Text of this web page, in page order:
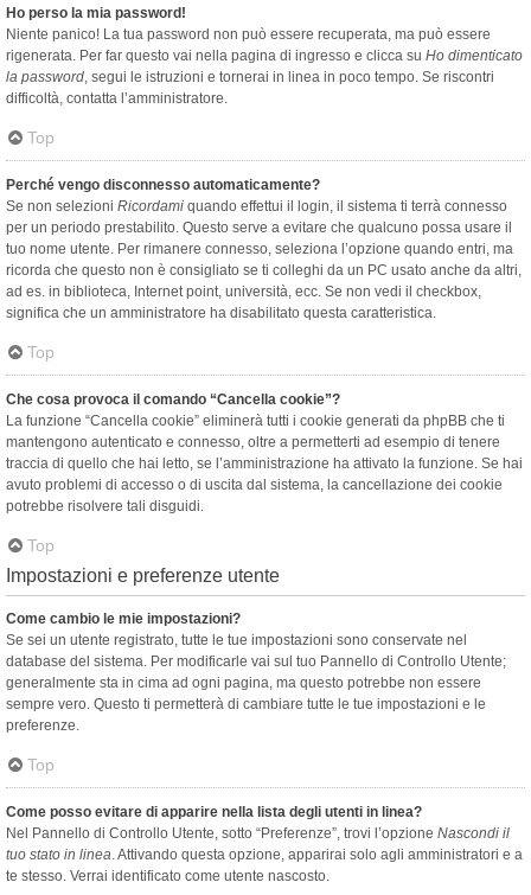
Ho perso la mia password!
Niente panico! La tua password non può essere recuperata, ma può essere
rigenerata. Per far questo vai nella pagina di ingresso e clicca su Ho dimenticato
la password, segui le istruzioni e tornerai in linea in poco tempo. Se riscontri
difficoltà, contatta l’amministratore.
Top
Perché vengo disconnesso automaticamente?
Se non selezioni Ricordami quando effettui il login, il sistema ti terrà connesso
per un periodo prestabilito. Questo serve a evitare che qualcuno possa usare il
tuo nome utente. Per rimanere connesso, seleziona l’opzione quando entri, ma
ricorda che questo non è consigliato se ti colleghi da un PC usato anche da altri,
ad es. in biblioteca, Internet point, università, ecc. Se non vedi il checkbox,
significa che un amministratore ha disabilitato questa caratteristica.
Top
Che cosa provoca il comando “Cancella cookie”?
La funzione “Cancella cookie” eliminerà tutti i cookie generati da phpBB che ti
mantengono autenticato e connesso, oltre a permetterti ad esempio di tenere
traccia di quello che hai letto, se l’amministrazione ha attivato la funzione. Se hai
avuto problemi di accesso o di uscita dal sistema, la cancellazione dei cookie
potrebbe risolvere tali disguidi.
Top
Impostazioni e preferenze utente
Come cambio le mie impostazioni?
Se sei un utente registrato, tutte le tue impostazioni sono conservate nel
database del sistema. Per modificarle vai sul tuo Pannello di Controllo Utente;
generalmente sta in cima ad ogni pagina, ma questo potrebbe non essere
sempre vero. Questo ti permetterà di cambiare tutte le tue impostazioni e le
preferenze.
Top
Come posso evitare di apparire nella lista degli utenti in linea?
Nel Pannello di Controllo Utente, sotto “Preferenze”, trovi l’opzione Nascondi il
tuo stato in linea. Attivando questa opzione, apparirai solo agli amministratori e a
te stesso. Verrai identificato come utente nascosto.